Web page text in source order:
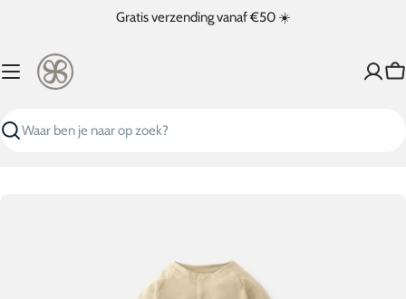
Gratis verzending vanaf €50 ☀️
Zoeken